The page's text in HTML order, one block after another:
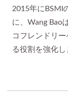
2015年にBSMI
に、Wang Bao
コフレンドリ
る役割を強化し